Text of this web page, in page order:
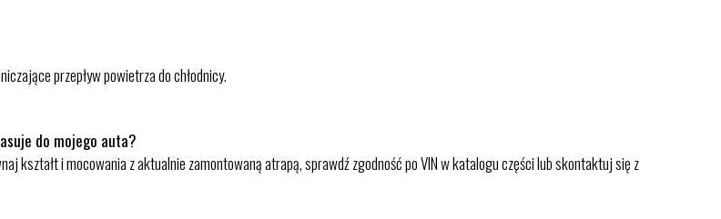
przepływ powietrza do chłodnicy.
do mojego auta?
kształt i mocowania z aktualnie zamontowaną atrapą, sprawdź zgodność po VIN w katalogu części lub skontaktuj się z